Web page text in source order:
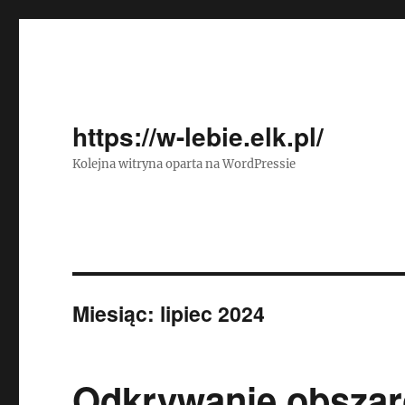
https://w-lebie.elk.pl/
Kolejna witryna oparta na WordPressie
Miesiąc: lipiec 2024